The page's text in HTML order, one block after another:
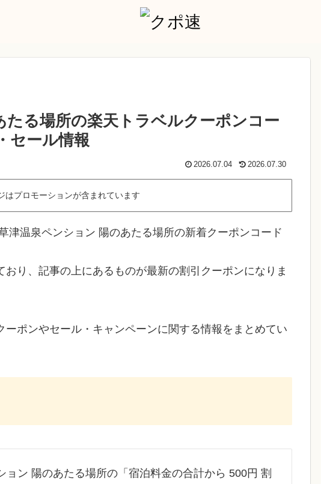
る場所の楽天トラベルクーポンコー
セール情報
2026.07.04 2026.07.30
はプロモーションが含まれています
津温泉ペンション 陽のあたる場所の新着クーポンコード
り、記事の上にあるものが最新の割引クーポンになりま
ポンやセール・キャンペーンに関する情報をまとめてい
ン 陽のあたる場所の「宿泊料金の合計から 500円 割